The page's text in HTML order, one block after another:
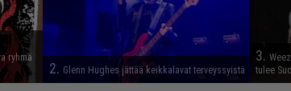
ryhmä
2. Glenn Hughes jättää keikkalavat terveyssyistä
3.
tulee